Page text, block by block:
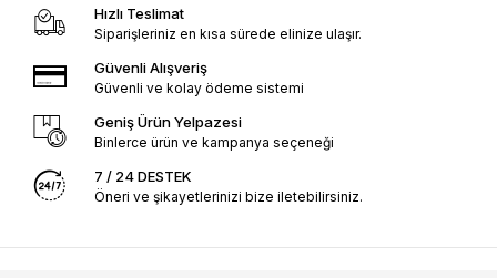
Hızlı Teslimat
Siparişleriniz en kısa sürede elinize ulaşır.
Güvenli Alışveriş
Güvenli ve kolay ödeme sistemi
Geniş Ürün Yelpazesi
Binlerce ürün ve kampanya seçeneği
7 / 24 DESTEK
Öneri ve şikayetlerinizi bize iletebilirsiniz.